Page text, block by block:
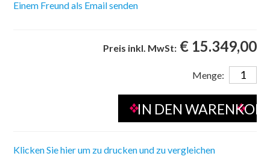
Preis inkl. MwSt: € 15.349,00
Menge:
Klicken Sie hier um zu drucken und zu vergleichen